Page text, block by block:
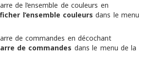
de l’ensemble de couleurs en
l’ensemble couleurs dans le menu
de commandes en décochant
de commandes dans le menu de la